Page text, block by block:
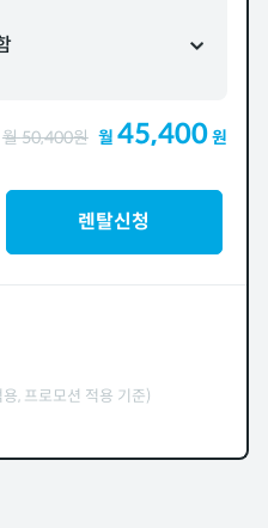
월50,400원 월 45,400원
렌탈신청
, 프로모션 적용 기준)